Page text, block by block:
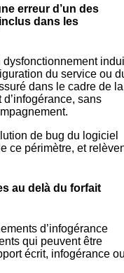
erreur d’un des
dans les
du service ou
dans le cadre de la
sans
de bug du logiciel
ce périmètre, et
au delà du forfait
d’infogérance
qui peuvent être
écrit, infogérance